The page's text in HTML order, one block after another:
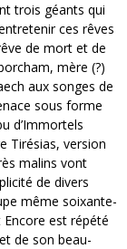
trois géants qui
ces rêves
de mort et de
mère (?)
aux songes de
sous forme
d’Immortels
Tirésias, version
malins vont
de divers
même soixante-
est répété
de son beau-